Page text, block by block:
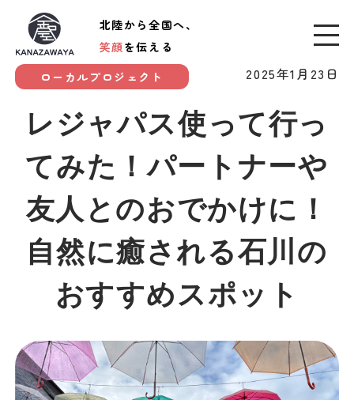
北陸から全国へ、
笑顔を伝える
ローカルプロジェクト
2025年1月23日
レジャパス使って行っ
てみた！パートナーや
友人とのおでかけに！
自然に癒される石川の
おすすめスポット